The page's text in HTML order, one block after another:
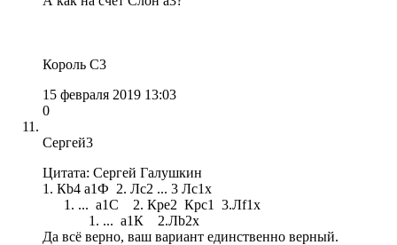
Король С3
15 февраля 2019 13:03
0
Сергей3
Цитата: Сергей Галушкин
1. Кb4 a1Ф 2. Лс2 ... 3 Лс1х
1. ... а1С 2. Кре2 Крс1 3.Лf1х
1. ... а1К 2.Лb2х
Да всё верно, ваш вариант единственно верный.